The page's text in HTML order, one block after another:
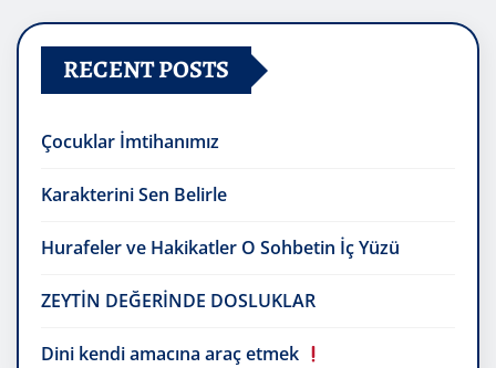
RECENT POSTS
Çocuklar İmtihanımız
Karakterini Sen Belirle
Hurafeler ve Hakikatler O Sohbetin İç Yüzü
ZEYTİN DEĞERİNDE DOSLUKLAR
Dini kendi amacına araç etmek